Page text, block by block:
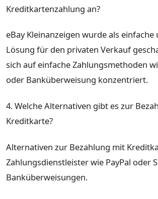
Kreditkartenzahlung an?
eBay Kleinanzeigen wurde als
Lösung für den privaten Verkauf
sich auf einfache Zahlungsmethoden
oder Banküberweisung konzentriert.
4. Welche Alternativen gibt es zur
Kreditkarte?
Alternativen zur Bezahlung mit
Zahlungsdienstleister wie PayPal oder
Banküberweisungen.